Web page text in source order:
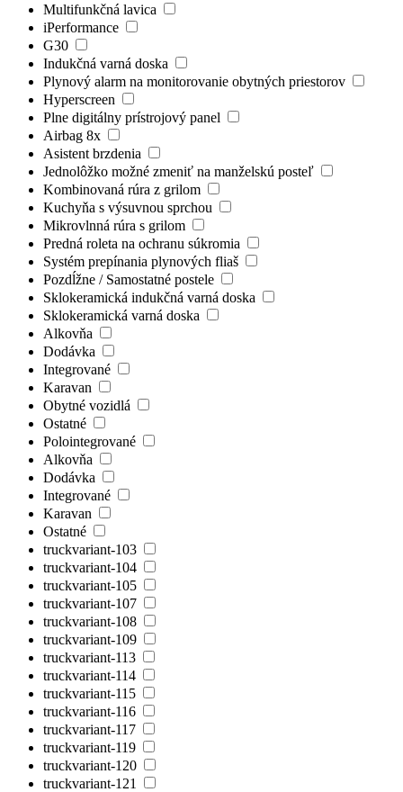
Multifunkčná lavica
iPerformance
G30
Indukčná varná doska
Plynový alarm na monitorovanie obytných priestorov
Hyperscreen
Plne digitálny prístrojový panel
Airbag 8x
Asistent brzdenia
Jednolôžko možné zmeniť na manželskú posteľ
Kombinovaná rúra z grilom
Kuchyňa s výsuvnou sprchou
Mikrovlnná rúra s grilom
Predná roleta na ochranu súkromia
Systém prepínania plynových fliaš
Pozdĺžne / Samostatné postele
Sklokeramická indukčná varná doska
Sklokeramická varná doska
Alkovňa
Dodávka
Integrované
Karavan
Obytné vozidlá
Ostatné
Polointegrované
Alkovňa
Dodávka
Integrované
Karavan
Ostatné
truckvariant-103
truckvariant-104
truckvariant-105
truckvariant-107
truckvariant-108
truckvariant-109
truckvariant-113
truckvariant-114
truckvariant-115
truckvariant-116
truckvariant-117
truckvariant-119
truckvariant-120
truckvariant-121